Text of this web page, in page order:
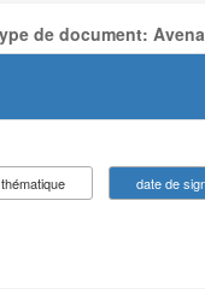
de document:
thématique
date de